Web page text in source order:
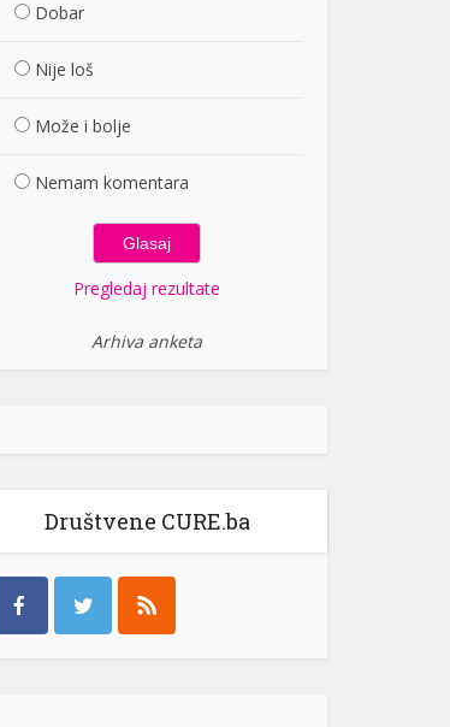
Dobar
Nije loš
Može i bolje
Nemam komentara
Pregledaj rezultate
Arhiva anketa
Društvene CURE.ba